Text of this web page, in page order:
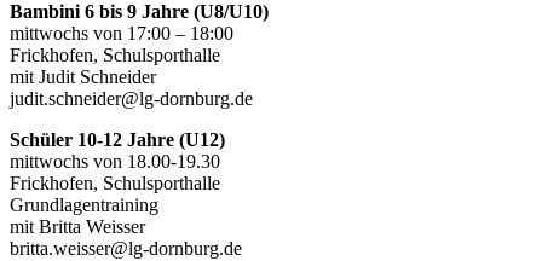
Bambini 6 bis 9 Jahre (U8/U10)
mittwochs von 17:00 – 18:00
Frickhofen, Schulsporthalle
mit Judit Schneider
judit.schneider@lg-dornburg.de
Schüler 10-12 Jahre (U12)
mittwochs von 18.00-19.30
Frickhofen, Schulsporthalle
Grundlagentraining
mit Britta Weisser
britta.weisser@lg-dornburg.de